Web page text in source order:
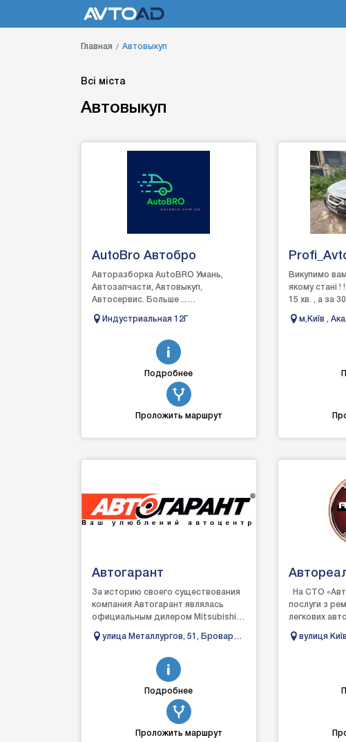
Главная Автовыкуп
Всі міста
Автовыкуп
AutoBro Автобро
Авторазборка AutoBRO Умань,
Автозапчасти, Автовыкуп,
Автосервис. Больше ...
автосервис, автобро.
Индустриальная 12Г
Подробнее
Проложить маршрут
Викупимо
якому стані !
15 хв. , а за
м,Київ ,
Автогарант
За историю своего существования
компания Автогарант являлась
официальным дилером Мitsubishi.
построены автосалоны, с...
улица Металлургов, 51, Бровары,
Подробнее
Проложить маршрут
На СТО
послуги з
легкових
японських і
вулиця